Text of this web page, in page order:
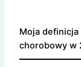
Moja definicja
chorobowy w